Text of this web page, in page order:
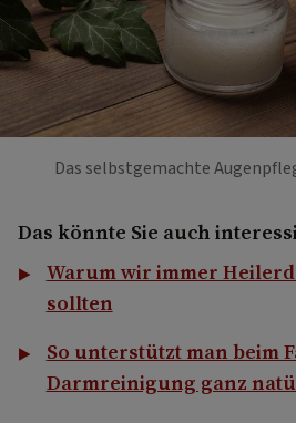
Das selbstgemachte
Das könnte Sie auch
Warum wir immer
sollten
So unterstützt man beim
Darmreinigung ganz